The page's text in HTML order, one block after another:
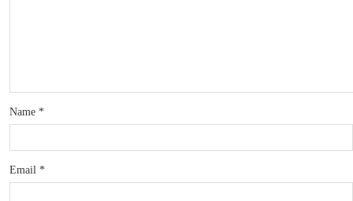
Name *
Email *